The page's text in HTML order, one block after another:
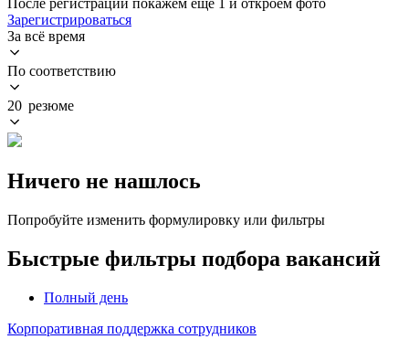
Зарегистрироваться
За всё время
По соответствию
20 резюме
Ничего не нашлось
Попробуйте изменить формулировку или фильтры
Быстрые фильтры подбора вакансий
Полный день
Корпоративная поддержка сотрудников